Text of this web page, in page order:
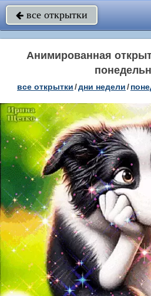
 все открытки
Анимированная
все открытки/дни недели/